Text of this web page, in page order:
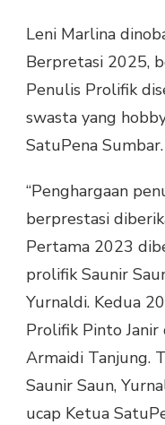
Leni Marlina
Berpretasi 2025,
Penulis Prolifik
swasta yang
SatuPena Sumbar.
“Penghargaan
berprestasi
Pertama 2023
prolifik Saunir
Yurnaldi. Kedua
Prolifik Pinto
Armaidi Tanjung.
Saunir Saun,
ucap Ketua